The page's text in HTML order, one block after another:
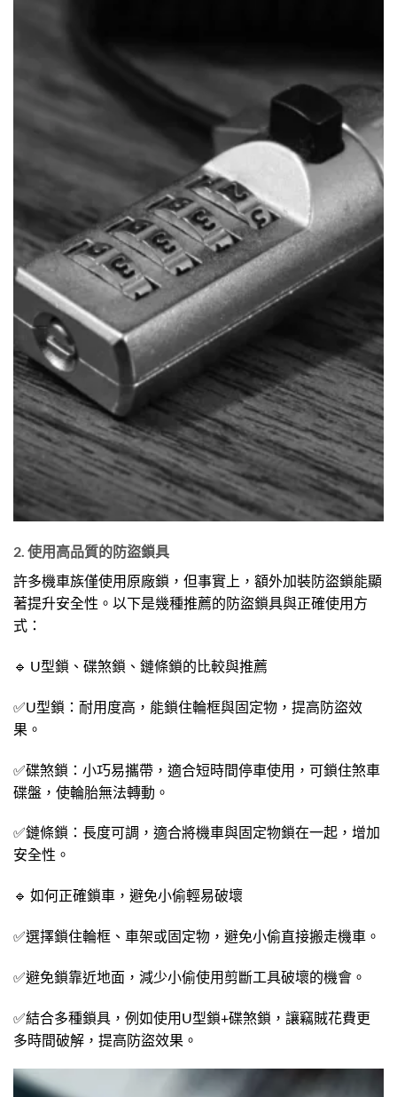
2. 使用高品質的防盜鎖具
許多機車族僅使用原廠鎖，但事實上，額外加裝防盜鎖能顯
著提升安全性。以下是幾種推薦的防盜鎖具與正確使用方
式：
🔹 U型鎖、碟煞鎖、鏈條鎖的比較與推薦
✅U型鎖：耐用度高，能鎖住輪框與固定物，提高防盜效
果。
✅碟煞鎖：小巧易攜帶，適合短時間停車使用，可鎖住煞車
碟盤，使輪胎無法轉動。
✅鏈條鎖：長度可調，適合將機車與固定物鎖在一起，增加
安全性。
🔹 如何正確鎖車，避免小偷輕易破壞
✅選擇鎖住輪框、車架或固定物，避免小偷直接搬走機車。
✅避免鎖靠近地面，減少小偷使用剪斷工具破壞的機會。
✅結合多種鎖具，例如使用U型鎖+碟煞鎖，讓竊賊花費更
多時間破解，提高防盜效果。